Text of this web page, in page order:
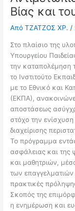
Βίας και
ΑπόΤΖΑΤΖΟΣ ΧΡ./
Στο πλαίσιο της
Υπουργείου
την καταπολέμηση
το Ινστιτούτο
με το Εθνικό και
(ΕΚΠΑ),
αποστάσεως
στόχο την
διαχείρισης
Το πρόγραμμα
ασφάλειας και της
και μαθητριών,
των
πρακτικές
Σκοπός της
η ενημέρωση και